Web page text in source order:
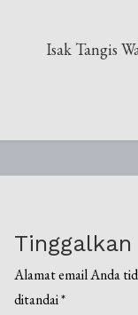
Isak Tangis
Alamat email Anda
ditandai*